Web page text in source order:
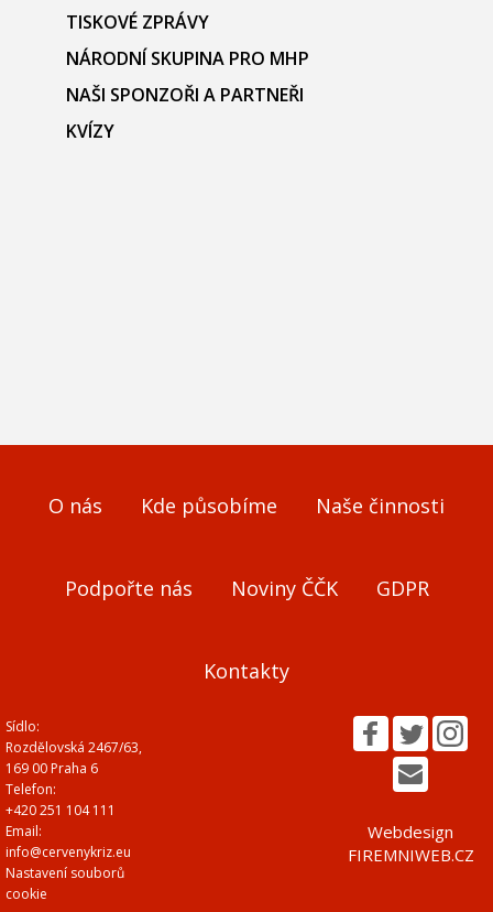
TISKOVÉ ZPRÁVY
NÁRODNÍ SKUPINA PRO MHP
NAŠI SPONZOŘI A PARTNEŘI
KVÍZY
O nás Kde působíme Naše činnosti
Podpořte nás Noviny ČČK GDPR
Kontakty
Sídlo:
Rozdělovská 2467/63,
169 00 Praha 6
Telefon:
+420 251 104 111
Email:
info@cervenykriz.eu
Nastavení souborů
cookie
Webdesign
FIREMNIWEB.CZ